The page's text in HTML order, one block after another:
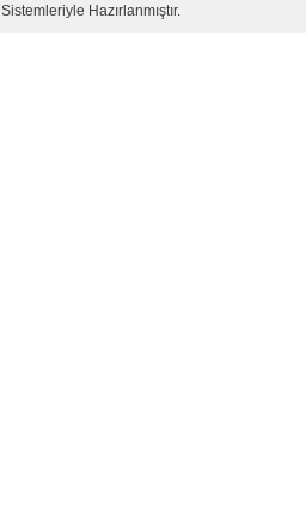
Sistemleriyle Hazırlanmıştır.